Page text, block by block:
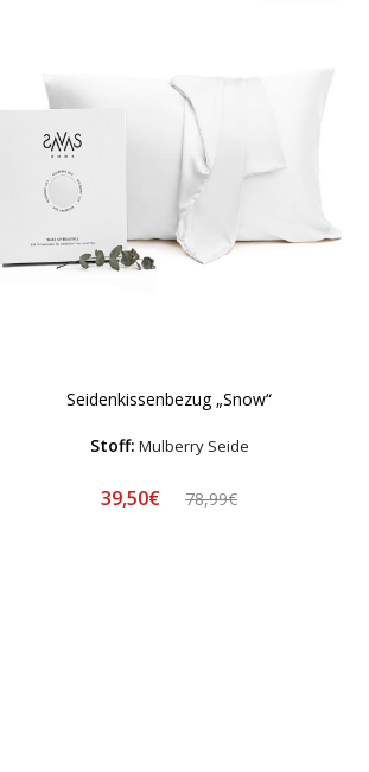
Seidenkissenbezug „Snow“
Stoff: Mulberry Seide
39,50€ 78,99€